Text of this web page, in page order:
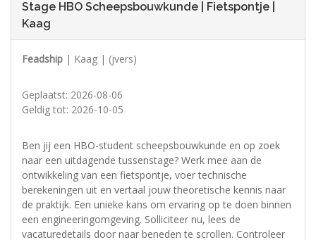
Stage HBO Scheepsbouwkunde | Fietspontje |
Kaag
Feadship | Kaag | (jvers)
Geplaatst: 2026-08-06
Geldig tot: 2026-10-05
Ben jij een HBO-student scheepsbouwkunde en op zoek
naar een uitdagende tussenstage? Werk mee aan de
ontwikkeling van een fietspontje, voer technische
berekeningen uit en vertaal jouw theoretische kennis naar
de praktijk. Een unieke kans om ervaring op te doen binnen
een engineeringomgeving. Solliciteer nu, lees de
vacaturedetails door naar beneden te scrollen. Controleer